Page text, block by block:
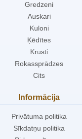
Gredzeni
Auskari
Kuloni
Ķēdītes
Krusti
Rokassprādzes
Cits
Informācija
Privātuma politika
Sīkdatņu politika